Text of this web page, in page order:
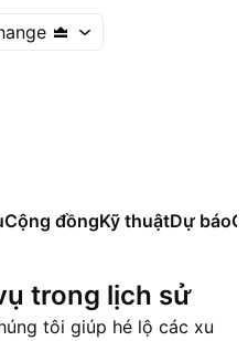
Cộng đồngKỹ thuậtDự báo
trong lịch sử
tôi giúp hé lộ các xu